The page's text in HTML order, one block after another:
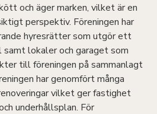
och äger marken, vilket är en
perspektiv. Föreningen har
hyresrätter som utgör ett
lokaler och garaget som
till föreningen på sammanlagt
har genomfört många
vilket ger fastighet
underhållsplan. För